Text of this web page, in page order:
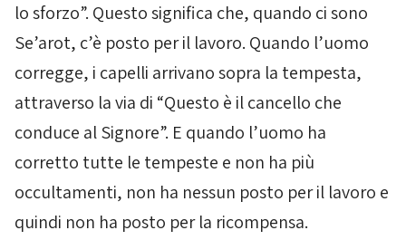
lo sforzo”. Questo significa che, quando ci sono
Se’arot, c’è posto per il lavoro. Quando l’uomo
corregge, i capelli arrivano sopra la tempesta,
attraverso la via di “Questo è il cancello che
conduce al Signore”. E quando l’uomo ha
corretto tutte le tempeste e non ha più
occultamenti, non ha nessun posto per il lavoro e
quindi non ha posto per la ricompensa.